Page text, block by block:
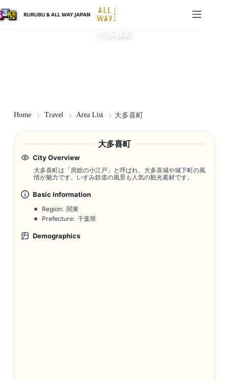
大多喜町
Home Travel Area List 大多喜町
大多喜町
City Overview
大多喜町は「房総の小江戸」と呼ばれ、大多喜城や城下町の風
情が魅力です。いすみ鉄道の風景も人気の観光素材です。
Basic Information
Region: 関東
Prefecture: 千葉県
Demographics